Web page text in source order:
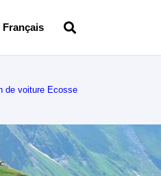
Français
de voiture Ecosse